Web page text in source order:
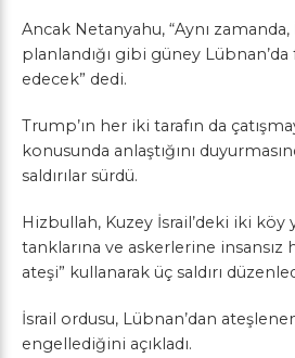
Ancak Netanyahu, “Aynı zamanda,
planlandığı gibi güney
edecek” dedi.
Trump’ın her iki tarafın da
konusunda anlaştığını
saldırılar sürdü.
Hizbullah, Kuzey İsrail’deki iki köy
tanklarına ve askerlerine insansız
ateşi” kullanarak üç saldırı
İsrail ordusu, Lübnan’dan
engellediğini açıkladı.